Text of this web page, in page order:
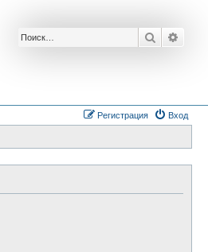
Поиск
Вход
Регистрация